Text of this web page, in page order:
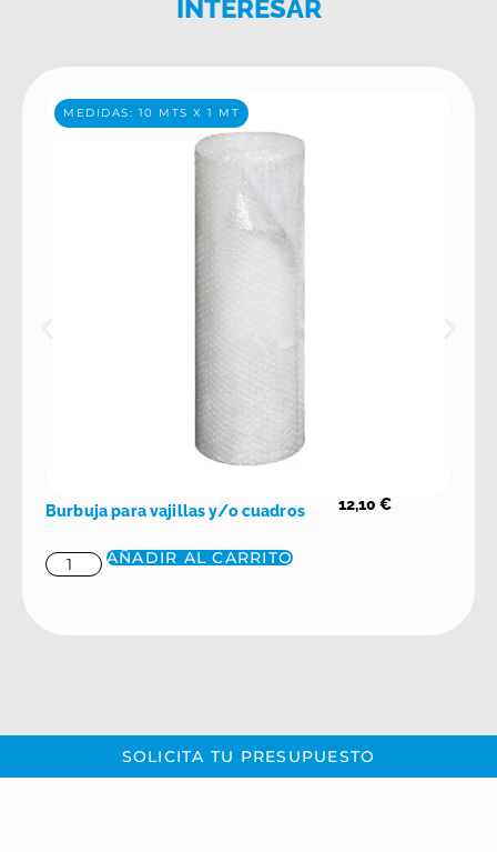
INTERESAR
MEDIDAS: 10 MTS X 1 MT
Burbuja para vajillas y/o cuadros 12,10€
AÑADIR AL CARRITO
SOLICITA TU PRESUPUESTO